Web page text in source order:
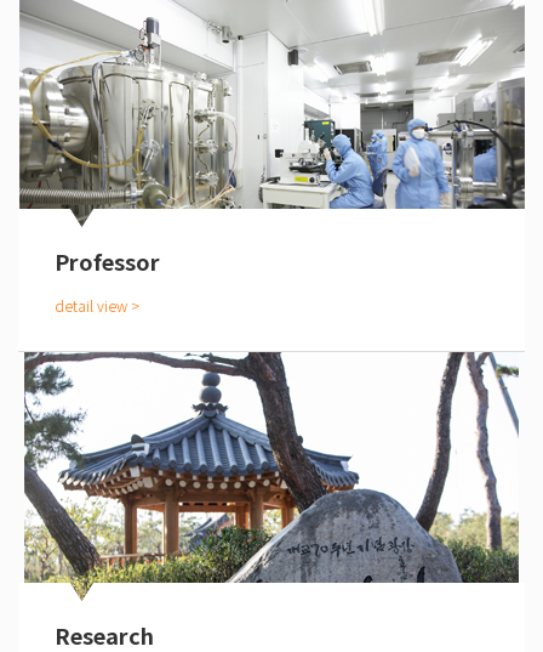
Professor
Research